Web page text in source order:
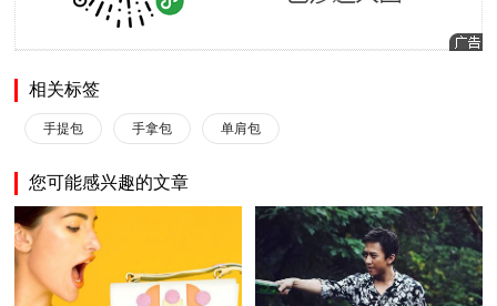
相关标签
手提包 手拿包 单肩包
您可能感兴趣的文章